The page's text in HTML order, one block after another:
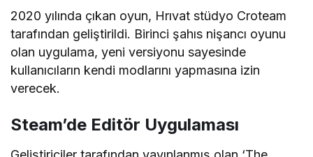
2020 yılında çıkan oyun, Hrıvat stüdyo Croteam
tarafından geliştirildi. Birinci şahıs nişancı oyunu
olan uygulama, yeni versiyonu sayesinde
kullanıcıların kendi modlarını yapmasına izin
verecek.
Steam’de Editör Uygulaması